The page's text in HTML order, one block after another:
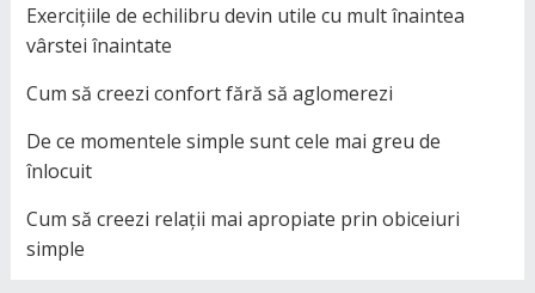
Exercițiile de echilibru devin utile cu mult înaintea
vârstei înaintate
Cum să creezi confort fără să aglomerezi
De ce momentele simple sunt cele mai greu de
înlocuit
Cum să creezi relații mai apropiate prin obiceiuri
simple